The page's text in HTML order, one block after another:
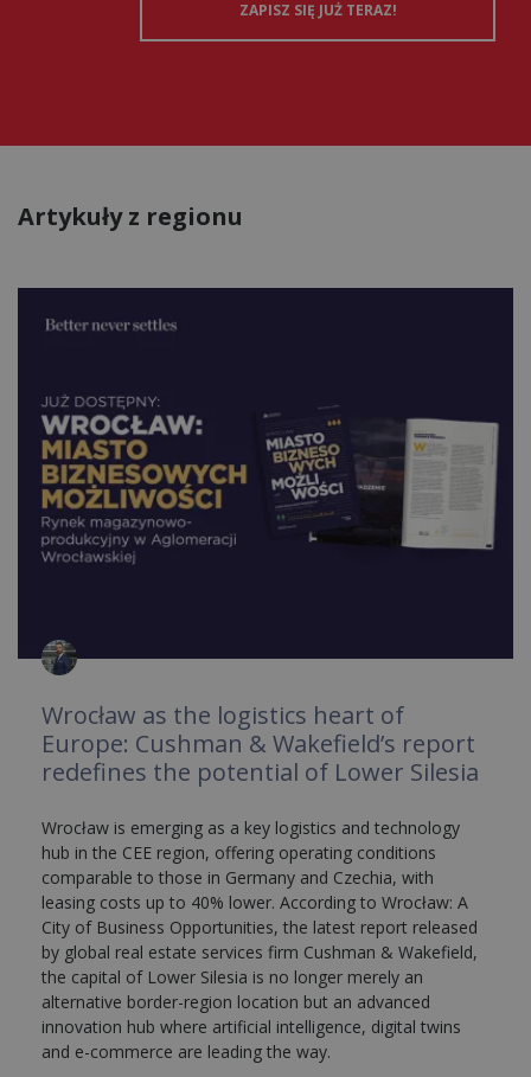
Artykuły z regionu
Wrocław as the logistics heart of
Europe: Cushman & Wakefield’s report
redefines the potential of Lower Silesia
Wrocław is emerging as a key logistics and technology
hub in the CEE region, offering operating conditions
comparable to those in Germany and Czechia, with
leasing costs up to 40% lower. According to Wrocław: A
City of Business Opportunities, the latest report released
by global real estate services firm Cushman & Wakefield,
the capital of Lower Silesia is no longer merely an
alternative border-region location but an advanced
innovation hub where artificial intelligence, digital twins
and e-commerce are leading the way.